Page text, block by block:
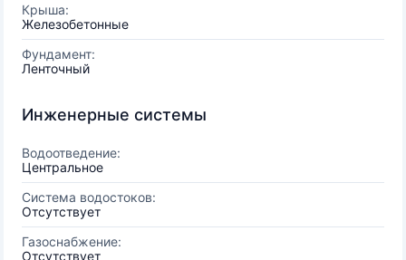
Крыша:
Железобетонные
Фундамент:
Ленточный
Инженерные системы
Водоотведение:
Центральное
Система водостоков:
Отсутствует
Газоснабжение:
Отсутствует